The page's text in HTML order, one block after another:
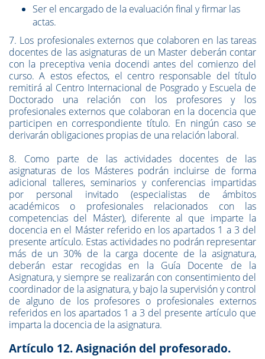
Ser el encargado de la evaluación final y firmar las
actas.
7. Los profesionales externos que colaboren en las tareas
docentes de las asignaturas de un Master deberán contar
con la preceptiva venia docendi antes del comienzo del
curso. A estos efectos, el centro responsable del título
remitirá al Centro Internacional de Posgrado y Escuela de
Doctorado una relación con los profesores y los
profesionales externos que colaboran en la docencia que
participen en correspondiente título. En ningún caso se
derivarán obligaciones propias de una relación laboral.
8. Como parte de las actividades docentes de las
asignaturas de los Másteres podrán incluirse de forma
adicional talleres, seminarios y conferencias impartidas
por personal invitado (especialistas de ámbitos
académicos o profesionales relacionados con las
competencias del Máster), diferente al que imparte la
docencia en el Máster referido en los apartados 1 a 3 del
presente artículo. Estas actividades no podrán representar
más de un 30% de la carga docente de la asignatura,
deberán estar recogidas en la Guía Docente de la
Asignatura, y siempre se realizarán con consentimiento del
coordinador de la asignatura, y bajo la supervisión y control
de alguno de los profesores o profesionales externos
referidos en los apartados 1 a 3 del presente artículo que
imparta la docencia de la asignatura.
Artículo 12. Asignación del profesorado.